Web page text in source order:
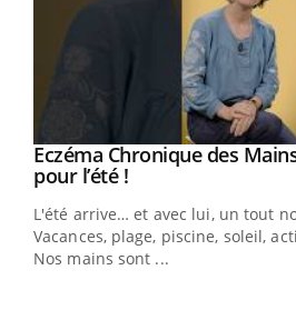
Youtube
Eczéma Chronique des
pour l’été !Youtube
L'été arrive… et avec lui, un tout
Vacances, plage, piscine, soleil,
Nos mains sont ...